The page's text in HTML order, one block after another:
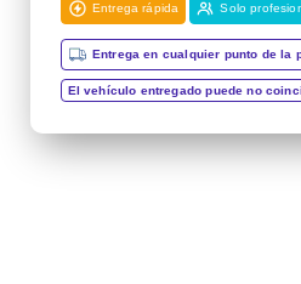
Entrega rápida Solo
Entrega en cualquier punto de la
El vehículo entregado puede no